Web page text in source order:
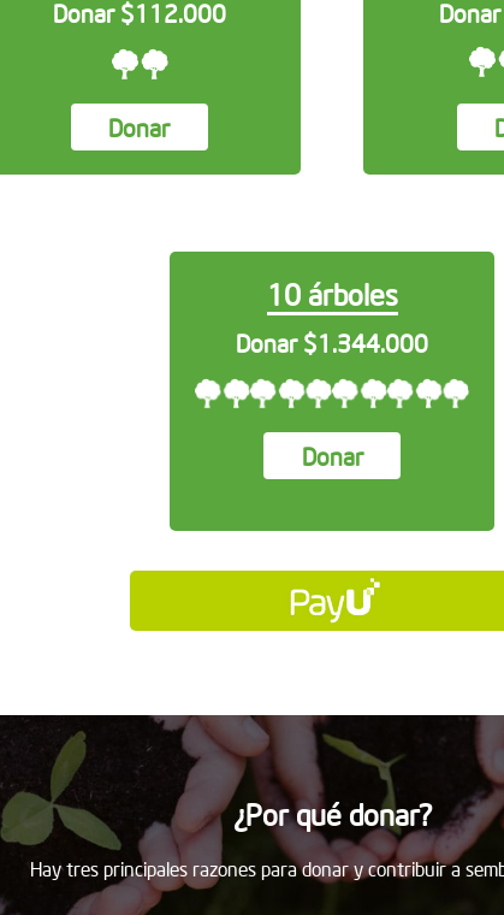
Donar $112.000
Donar
10 árboles
Donar $1.344.000
Donar
¿Por qué donar?
Hay tres principales razones para donar y contribuir a